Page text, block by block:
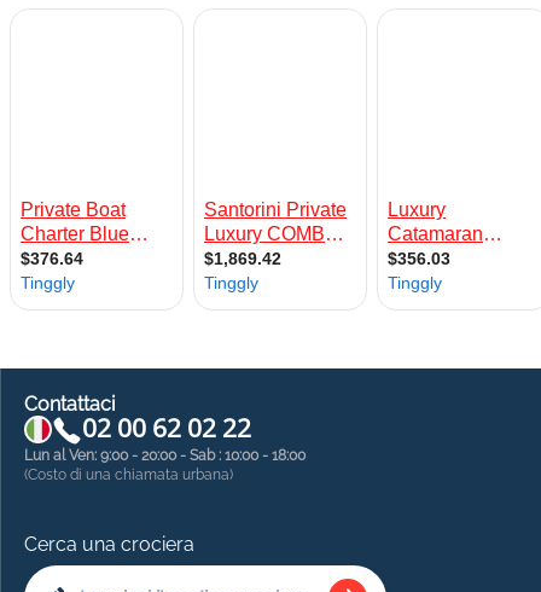
Contattaci
02 00 62 02 22
Lun al Ven: 9:00 - 20:00 - Sab : 10:00 - 18:00
(Costo di una chiamata urbana)
Cerca una crociera